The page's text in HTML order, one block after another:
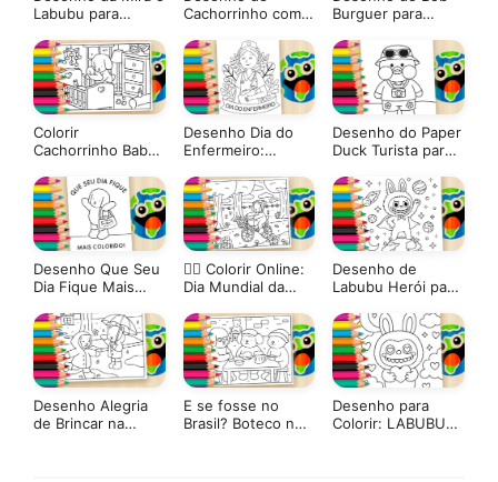
Labubu para
PDF Grátis ou
Pintar Online!
Cachorrinho com
para Colorir
Burguer para
Colorir
Cachorrinho Babá
Bobbie Goods
Desenho Dia do
Enfermeiro:
Criatividade e
Gratidão!
Desenho do Paper
Duck Turista para
Desenho Que Seu
Dia Fique Mais
Bobbie Goods
🚴‍♀️ Colorir Online:
Dia Mundial da
Desenho Kawaii
Desenho de
Labubu Herói para
PDF Grátis ou
Pintar Online!
Desenho Alegria
de Brincar na
E se fosse no
Brasil? Boteco no
Desenho para
Colorir: LABUBU